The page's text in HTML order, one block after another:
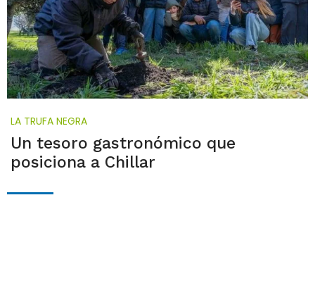
LA TRUFA NEGRA
Un tesoro gastronómico que
posiciona a Chillar